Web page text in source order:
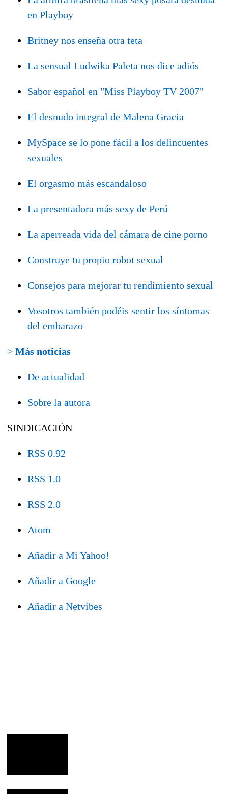
en Playboy
Britney nos enseña otra teta
La sensual Ludwika Paleta nos dice adiós
Sabor español en "Miss Playboy TV 2007"
El desnudo integral de Malena Gracia
MySpace se lo pone fácil a los delincuentes
sexuales
El orgasmo más escandaloso
La presentadora más sexy de Perú
La aperreada vida del cámara de cine porno
Construye tu propio robot sexual
Consejos para mejorar tu rendimiento sexual
Vosotros también podéis sentir los síntomas
del embarazo
> Más noticias
De actualidad
Sobre la autora
SINDICACIÓN
RSS 0.92
RSS 1.0
RSS 2.0
Atom
Añadir a Mi Yahoo!
Añadir a Google
Añadir a Netvibes